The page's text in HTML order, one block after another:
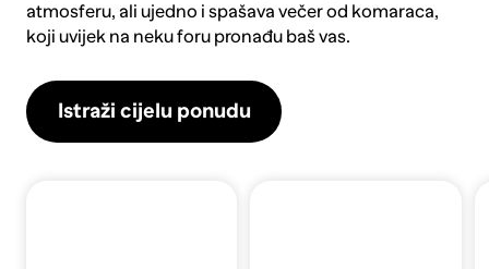
atmosferu, ali ujedno i spašava večer od komaraca,
koji uvijek na neku foru pronađu baš vas.
Istraži cijelu ponudu